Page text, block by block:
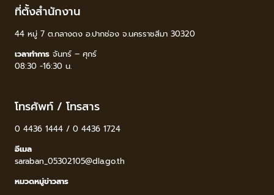
ที่ตั้งสำนักงาน
44 หมู่ 7 ต.กลางดง อ.ปากช่อง จ.นครราชสีมา 30320
เวลาทำการ จันทร์ – ศุกร์
08:30 -16:30 น.
โทรศัพท์ / โทรสาร
0 4436 1444 / 0 4436 1724
อีเมล
saraban_05302105@dla.go.th
หมวดหมู่ข่าวสาร